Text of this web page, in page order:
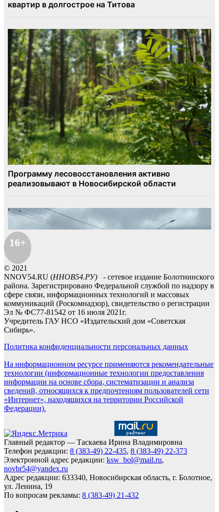
16+
© 2021
NNOV54.RU (ННОВ54.РУ) - сетевое издание Болотнинского
района. Зарегистрировано Федеральной службой по надзору в
сфере связи, информационных технологий и массовых
коммуникаций (Роскомнадзор), свидетельство о регистрации
Эл № ФС77-81542 от 16 июля 2021г.
Учредитель ГАУ НСО «Издательский дом «Советская
Сибирь».
Политика конфиденциальности персональных данных
На информационном ресурсе применяются рекомендательные
технологии (информационные технологии предоставления
информации на основе сбора, систематизации и анализа
сведений, относящихся к предпочтениям пользователей сети
«Интернет», находящихся на территории Российской
Федерации).
Главный редактор — Таскаева Ирина Владимировна
Телефон редакции: 8 (383-49) 22-435, 8 (383-49) 22-373
Электронной адрес редакции: ksw_bol@mail.ru,
novbr54@yandex.ru
Адрес редакции: 633340, Новосибирская область, г. Болотное,
ул. Ленина, 19
По вопросам рекламы: 8 (383-49) 21-432